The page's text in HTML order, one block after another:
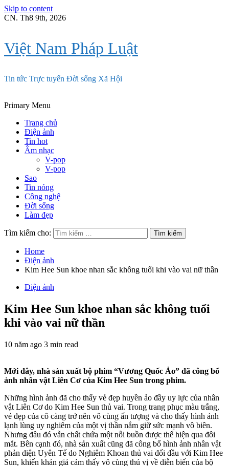
Skip to content
CN. Th8 9th, 2026
Việt Nam Pháp Luật
Tin tức Trực tuyến Đời sống Xã Hội
Primary Menu
Trang chủ
Điện ảnh
Tin hot
Âm nhạc
V-pop
V-pop
Sao
Tin nóng
Công nghệ
Đời sống
Làm đẹp
Tìm kiếm cho:
Home
Điện ảnh
Kim Hee Sun khoe nhan sắc không tuổi khi vào vai nữ thần
Điện ảnh
Kim Hee Sun khoe nhan sắc không tuổi
khi vào vai nữ thần
10 năm ago 3 min read
Mới đây, nhà sản xuất bộ phim “Vương Quốc Ảo” đã công bố
ảnh nhân vật Liên Cơ của Kim Hee Sun trong phim.
Những hình ảnh đã cho thấy vẻ đẹp huyền ảo đầy uy lực của nhân
vật Liên Cơ do Kim Hee Sun thủ vai. Trong trang phục màu trắng,
vẻ đẹp của cô càng trở nên vô cùng ấn tượng và cho thấy hình ảnh
lạnh lùng uy nghiêm của một vị thần nắm giữ sức mạnh vô biên.
Nhưng đâu đó vẫn chất chứa một nỗi buồn được thể hiện qua đôi
mắt. Bên cạnh đó, nhà sản xuất cũng đã công bố hình ảnh nhân vật
phản diện Uyên Tế do Nghiêm Khoan thủ vai đối đầu với Kim Hee
Sun, khiến khán giả cảm thấy vô cùng thú vị về diễn biến của bộ